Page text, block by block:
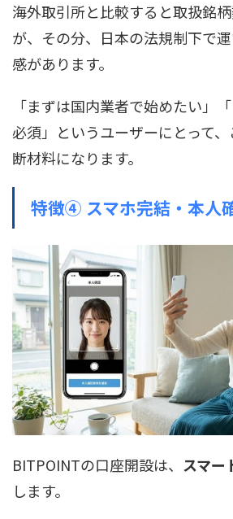
海外取引所と比較すると取扱銘
が、その分、日本の法規制下で
感があります。
「まずは国内業者で始めたい」
必須」というユーザーにとって
断材料になります。
特徴④ スマホ完結・本人
BITPOINTの口座開設は、 スマー
します。